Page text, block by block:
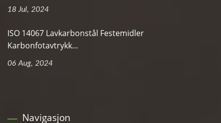
18 Jul, 2024
ISO 14067 Lavkarbonstål Festemidler
Karbonfotavtrykk...
06 Aug, 2024
Navigasjon